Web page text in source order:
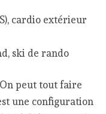
cardio extérieur
ski de rando
On peut tout faire
une configuration